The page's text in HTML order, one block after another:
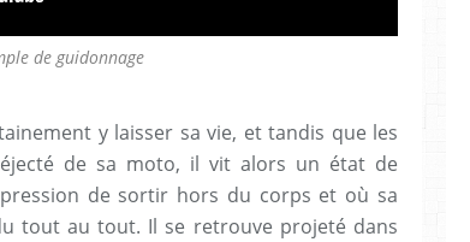
de guidonnage
y laisser sa vie, et tandis que les
de sa moto, il vit alors un état de
de sortir hors du corps et où sa
tout au tout. Il se retrouve projeté dans